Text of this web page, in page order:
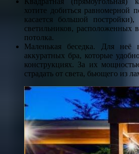
хотите добиться равномерной
касается большой постройки),
светильников, расположенных
потолка.
Маленькая беседка. Для неё
аккуратных бра, которые
конструкциях. За их
страдать от света, бьющего из